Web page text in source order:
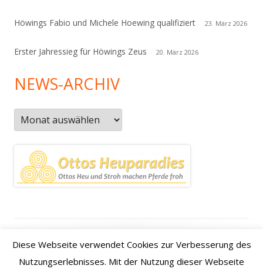
Höwings Fabio und Michele Hoewing qualifiziert 23. März 2026
Erster Jahressieg für Höwings Zeus 20. März 2026
NEWS-ARCHIV
News-
Archiv
Inhalt
Datenschutzerklärung Kontakt | Impressum
Anfahrt /
Diese Webseite verwendet Cookies zur Verbesserung des
Nutzungserlebnisses. Mit der Nutzung dieser Webseite